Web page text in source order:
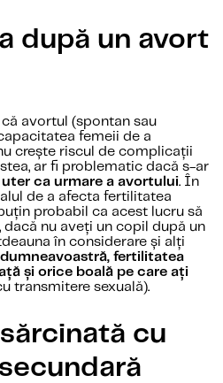
după un avort
avortul (spontan sau
femeii de a
crește riscul de complicații
ar fi problematic dacă s-ar
ca urmare a avortului. În
de a afecta fertilitatea
probabil ca acest lucru să
dacă nu aveți un copil după un
în considerare și alți
fertilitatea
și orice boală pe care ați
transmitere sexuală).
cu